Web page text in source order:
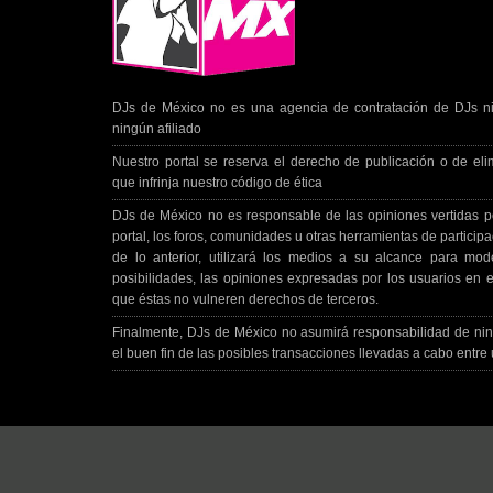
DJs de México no es una agencia de contratación de DJs
ningún afiliado
Nuestro portal se reserva el derecho de publicación o de
que infrinja nuestro código de ética
DJs de México no es responsable de las opiniones vertidas
portal, los foros, comunidades u otras herramientas de
de lo anterior, utilizará los medios a su alcance para
posibilidades, las opiniones expresadas por los usuarios en
que éstas no vulneren derechos de terceros.
Finalmente, DJs de México no asumirá responsabilidad de
el buen fin de las posibles transacciones llevadas a cabo entre